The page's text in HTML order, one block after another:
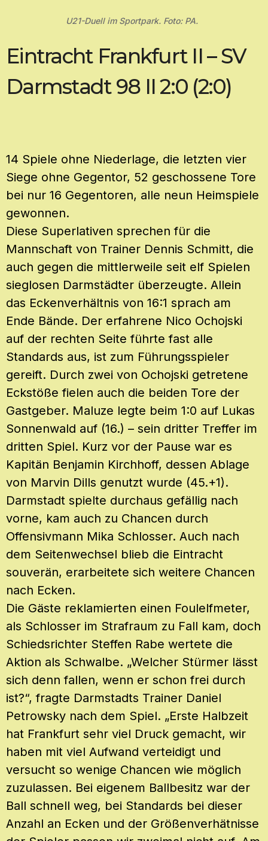
U21-Duell im Sportpark. Foto: PA.
Eintracht Frankfurt II – SV
Darmstadt 98 II 2:0 (2:0)
14 Spiele ohne Niederlage, die letzten vier
Siege ohne Gegentor, 52 geschossene Tore
bei nur 16 Gegentoren, alle neun Heimspiele
gewonnen.
Diese Superlativen sprechen für die
Mannschaft von Trainer Dennis Schmitt, die
auch gegen die mittlerweile seit elf Spielen
sieglosen Darmstädter überzeugte. Allein
das Eckenverhältnis von 16:1 sprach am
Ende Bände. Der erfahrene Nico Ochojski
auf der rechten Seite führte fast alle
Standards aus, ist zum Führungsspieler
gereift. Durch zwei von Ochojski getretene
Eckstöße fielen auch die beiden Tore der
Gastgeber. Maluze legte beim 1:0 auf Lukas
Sonnenwald auf (16.) – sein dritter Treffer im
dritten Spiel. Kurz vor der Pause war es
Kapitän Benjamin Kirchhoff, dessen Ablage
von Marvin Dills genutzt wurde (45.+1).
Darmstadt spielte durchaus gefällig nach
vorne, kam auch zu Chancen durch
Offensivmann Mika Schlosser. Auch nach
dem Seitenwechsel blieb die Eintracht
souverän, erarbeitete sich weitere Chancen
nach Ecken.
Die Gäste reklamierten einen Foulelfmeter,
als Schlosser im Strafraum zu Fall kam, doch
Schiedsrichter Steffen Rabe wertete die
Aktion als Schwalbe. „Welcher Stürmer lässt
sich denn fallen, wenn er schon frei durch
ist?“, fragte Darmstadts Trainer Daniel
Petrowsky nach dem Spiel. „Erste Halbzeit
hat Frankfurt sehr viel Druck gemacht, wir
haben mit viel Aufwand verteidigt und
versucht so wenige Chancen wie möglich
zuzulassen. Bei eigenem Ballbesitz war der
Ball schnell weg, bei Standards bei dieser
Anzahl an Ecken und der Größenverhätnisse